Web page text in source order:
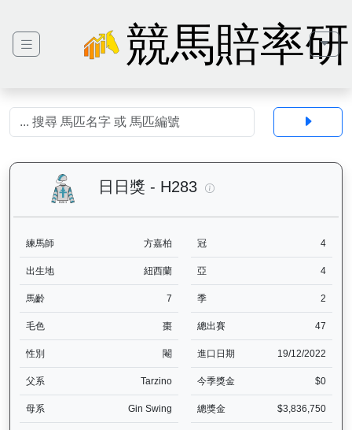
競馬賠率
日日獎 - H283
練馬師 方嘉柏 冠 4
出生地 紐西蘭 亞 4
馬齡 7 季 2
毛色 棗 總出賽 47
性別 閹 進口日期 19/12/2022
父系 Tarzino 今季獎金 $0
母系 Gin Swing 總獎金 $3,836,750